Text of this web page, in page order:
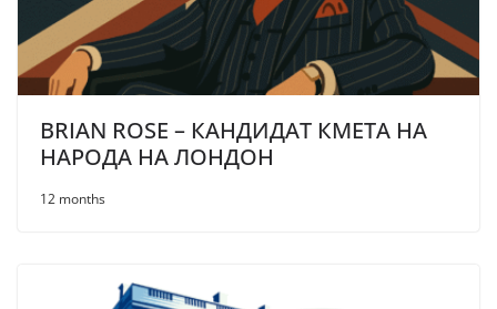
BRIAN ROSE – КАНДИДАТ КМЕТА НА
НАРОДА НА ЛОНДОН
12 months